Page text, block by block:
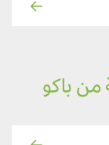
باكو